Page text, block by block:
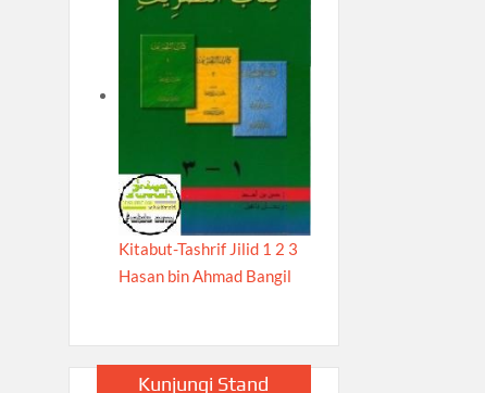
Kitabut-Tashrif Jilid 1 2 3
Hasan bin Ahmad Bangil
Kunjungi Stand